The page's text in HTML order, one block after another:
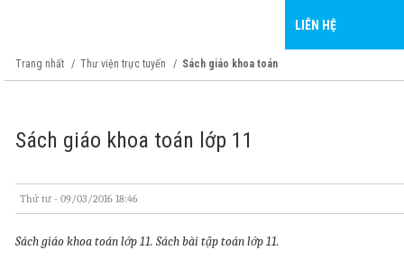
LIÊN HỆ
Trang nhất Thư viện trực tuyến Sách giáo khoa toán
Sách giáo khoa toán lớp 11
Thứ tư - 09/03/2016 18:46
Sách giáo khoa toán lớp 11. Sách bài tập toán lớp 11.